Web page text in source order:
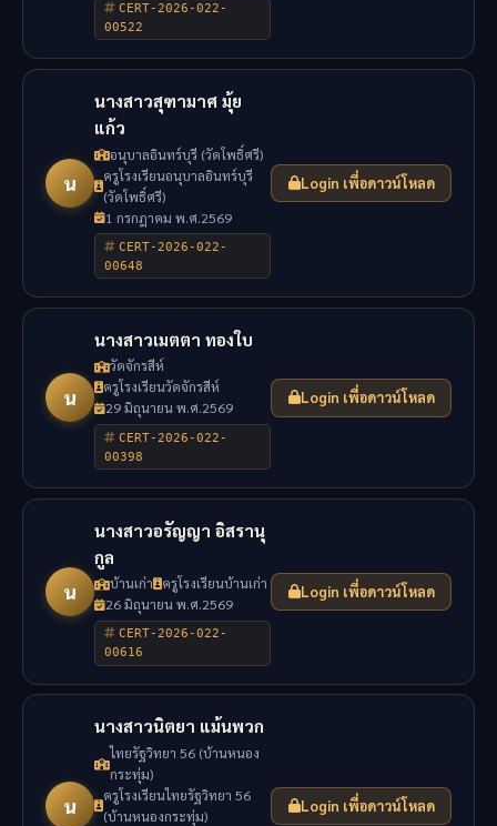
CERT-2026-022-
00522
น
นางสาวสุฑามาศ มุ้ย
แก้ว
อนุบาลอินทร์บุรี (วัดโพธิ์ศรี)
ครูโรงเรียนอนุบาลอินทร์บุรี
(วัดโพธิ์ศรี)
1 กรกฎาคม พ.ศ.2569
CERT-2026-022-
00648
Login เพื่อดาวน์โหลด
น
นางสาวเมตตา ทองใบ
วัดจักรสีห์
ครูโรงเรียนวัดจักรสีห์
29 มิถุนายน พ.ศ.2569
CERT-2026-022-
00398
Login เพื่อดาวน์โหลด
น
นางสาวอรัญญา อิสรานุ
กูล
บ้านเก่า
ครูโรงเรียนบ้านเก่า
26 มิถุนายน พ.ศ.2569
CERT-2026-022-
00616
Login เพื่อดาวน์โหลด
น
นางสาวนิตยา แม้นพวก
ไทยรัฐวิทยา 56 (บ้านหนอง
กระทุ่ม)
ครูโรงเรียนไทยรัฐวิทยา 56
(บ้านหนองกระทุ่ม)
Login เพื่อดาวน์โหลด